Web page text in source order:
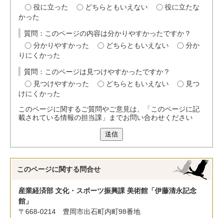
役に立った
どちらともいえない
役に立たな
かった
質問：このページの内容は分かりやすかったですか？
分かりやすかった
どちらともいえない
分か
りにくかった
質問：このページは見つけやすかったですか？
見つけやすかった
どちらともいえない
見つ
けにくかった
このページに関するご質問やご意見は、「このページに記
載されている情報の担当課」までお問い合わせください
送信
このページに関する 問合せ
産業経済部 文化・スポーツ振興課 美術館「伊藤清永記念
館」
〒668-0214 豊岡市出石町内町98番地